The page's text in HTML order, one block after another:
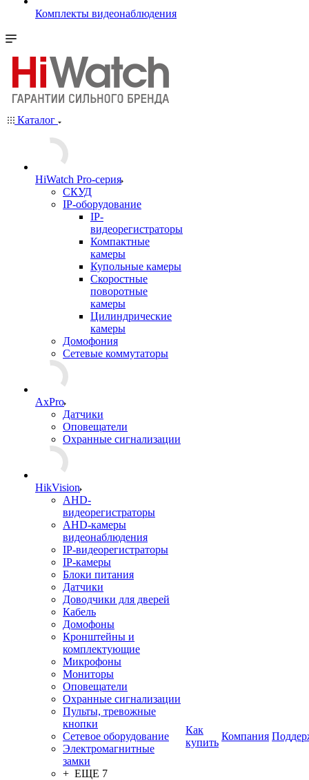
Комплекты видеонаблюдения
Каталог
HiWatch Pro-серия
CКУД
IP-оборудование
IP-
видеорегистраторы
Компактные
камеры
Купольные камеры
Скоростные
поворотные
камеры
Цилиндрические
камеры
Домофония
Сетевые коммутаторы
AxPro
Датчики
Оповещатели
Охранные сигнализации
HikVision
AHD-
видеорегистраторы
AHD-камеры
видеонаблюдения
IP-видеорегистраторы
IP-камеры
Блоки питания
Датчики
Доводчики для дверей
Кабель
Домофоны
Кронштейны и
комплектующие
Микрофоны
Мониторы
Оповещатели
Охранные сигнализации
Пульты, тревожные
кнопки
Сетевое оборудование
Электромагнитные
замки
+ ЕЩЕ 7
Как
купить
Компания